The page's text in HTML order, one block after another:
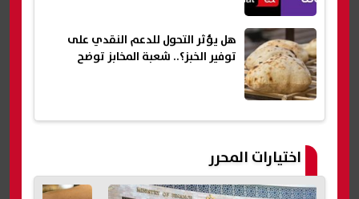
هل يؤثر التحول للدعم النقدي على
توفير الخبز؟.. شعبة المخابز توضح
اختيارات المحرر